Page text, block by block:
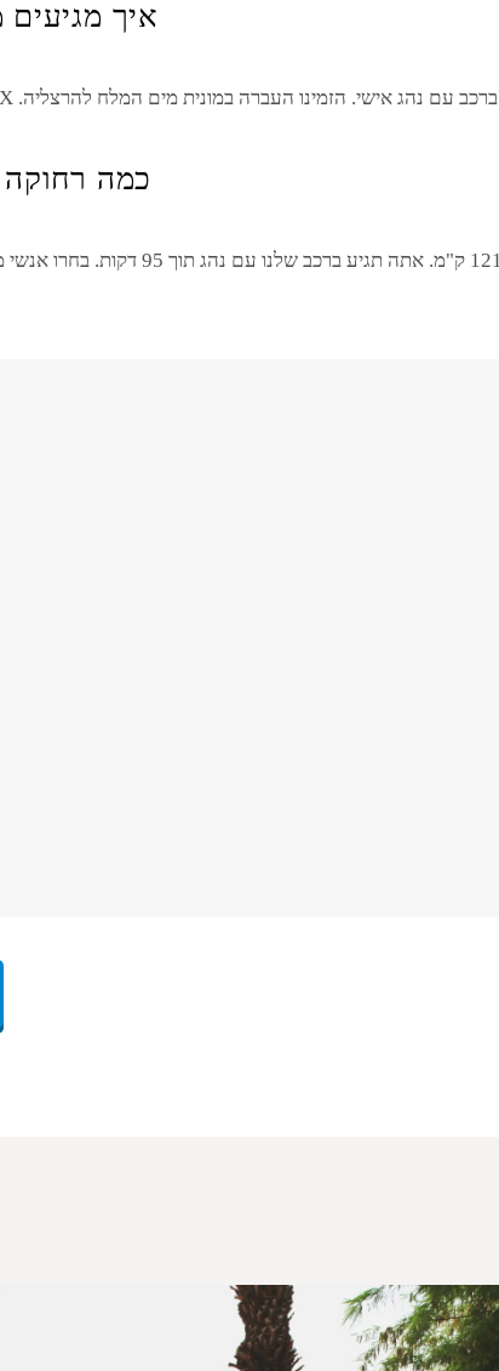
איך
ברכב עם נהג אישי. הזמינו העברה במונית מים המלח להרצליה. ORMAX מציעה לארגן את הטיול שלך בנוחות ובטיחות מירבית.
כמה